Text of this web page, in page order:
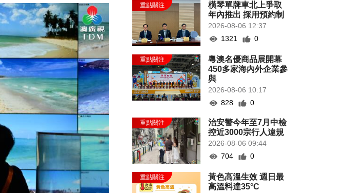
橫琴單牌車北上爭取
年內推出 採用預約制
2026-08-06 12:37
1321
0
粵澳名優商品展開幕
450多家海內外企業參
與
2026-08-06 10:17
828
0
治安警今年至7月中檢
控近3000宗行人違規
2026-08-06 09:44
704
0
黃色高溫生效 週日最
高溫料達35°C